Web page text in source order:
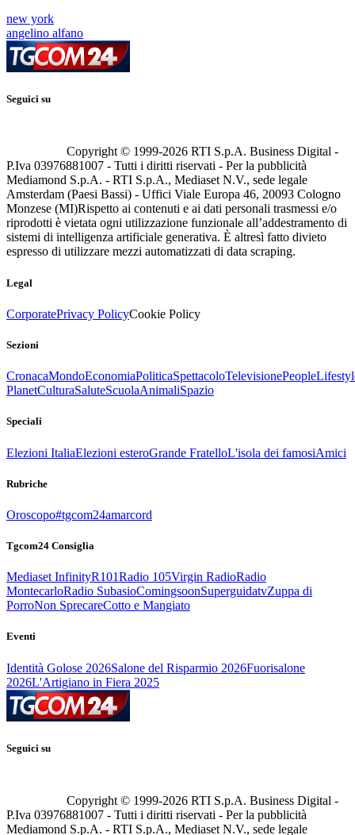
new york
angelino alfano
Seguici su
Copyright © 1999-2026 RTI S.p.A. Business Digital -
P.Iva 03976881007 - Tutti i diritti riservati - Per la pubblicità
Mediamond S.p.A. - RTI S.p.A., Mediaset N.V., sede legale
Amsterdam (Paesi Bassi) - Uffici Viale Europa 46, 20093 Cologno
Monzese (MI)Rispetto ai contenuti e ai dati personali trasmessi e/o
riprodotti è vietata ogni utilizzazione funzionale all’addestramento di
sistemi di intelligenza artificiale generativa. È altresì fatto divieto
espresso di utilizzare mezzi automatizzati di data scraping.
Legal
CorporatePrivacy PolicyCookie Policy
Sezioni
CronacaMondoEconomiaPoliticaSpettacoloTelevisionePeople
PlanetCulturaSaluteScuolaAnimaliSpazio
Speciali
Elezioni ItaliaElezioni esteroGrande FratelloL'isola dei famosiAmici
Rubriche
Oroscopo#tgcom24amarcord
Tgcom24 Consiglia
Mediaset InfinityR101Radio 105Virgin RadioRadio
MontecarloRadio SubasioComingsoonSuperguidatvZuppa di
PorroNon SprecareCotto e Mangiato
Eventi
Identità Golose 2026Salone del Risparmio 2026Fuorisalone
2026L'Artigiano in Fiera 2025
Seguici su
Copyright © 1999-2026 RTI S.p.A. Business Digital -
P.Iva 03976881007 - Tutti i diritti riservati - Per la pubblicità
Mediamond S.p.A. - RTI S.p.A., Mediaset N.V., sede legale